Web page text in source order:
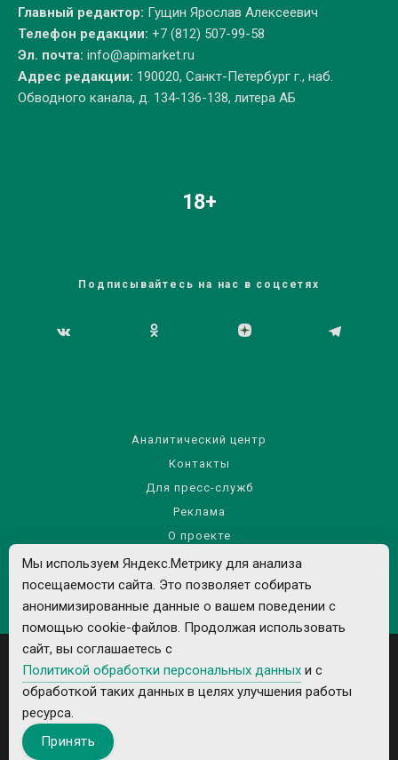
Главный редактор: Гущин Ярослав Алексеевич
Телефон редакции: +7 (812) 507-99-58
Эл. почта: info@apimarket.ru
Адрес редакции: 190020, Санкт-Петербург г., наб.
Обводного канала, д. 134-136-138, литера АБ
18+
Подписывайтесь на нас в соцсетях
Аналитический центр
Контакты
Для пресс-служб
Реклама
О проекте
Правила использования материалов сайта
Политика обработки персональных данных
Все рекламируемые товары и услуги имеют необходимые лицензии и
Мы используем Яндекс.Метрику для анализа
посещаемости сайта. Это позволяет собирать
анонимизированные данные о вашем поведении с
помощью cookie-файлов. Продолжая использовать
сайт, вы соглашаетесь с
Политикой обработки персональных данных и с
обработкой таких данных в целях улучшения работы
ресурса.
Принять